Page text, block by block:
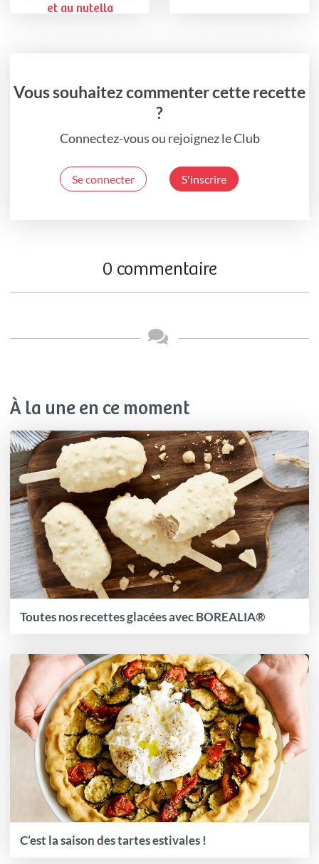
et au nutella
Vous souhaitez commenter cette recette
?
Connectez-vous ou rejoignez le Club
Se connecter S'inscrire
0 commentaire
À la une en ce moment
Toutes nos recettes glacées avec BOREALIA®
C’est la saison des tartes estivales !